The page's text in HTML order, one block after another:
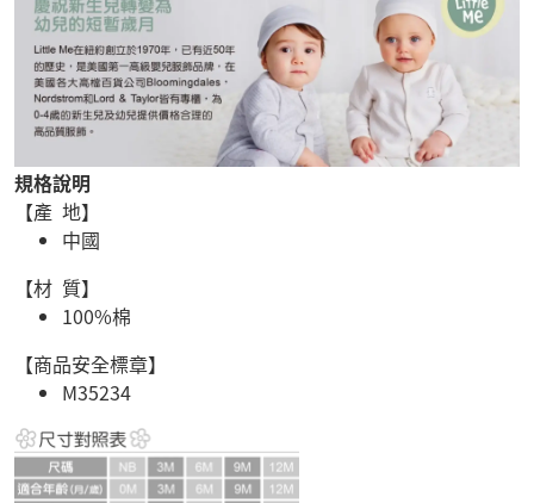
規格說明
【產 地】
中國
【材 質】
100%棉
【商品安全標章】
M35234